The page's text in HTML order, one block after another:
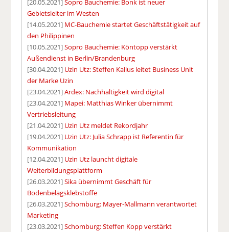
[20.05.2021]Sopro Bauchemie: Bonk ist neuer
Gebietsleiter im Westen
[14.05.2021] MC-Bauchemie startet Geschäftstätigkeit auf
den Philippinen
[10.05.2021]Sopro Bauchemie: Köntopp verstärkt
Außendienst in Berlin/Brandenburg
[30.04.2021] Uzin Utz: Steffen Kallus leitet Business Unit
der Marke Uzin
[23.04.2021]Ardex: Nachhaltigkeit wird digital
[23.04.2021] Mapei: Matthias Winker übernimmt
Vertriebsleitung
[21.04.2021] Uzin Utz meldet Rekordjahr
[19.04.2021] Uzin Utz: Julia Schrapp ist Referentin für
Kommunikation
[12.04.2021] Uzin Utz launcht digitale
Weiterbildungsplattform
[26.03.2021]Sika übernimmt Geschäft für
Bodenbelagsklebstoffe
[26.03.2021]Schomburg: Mayer-Mallmann verantwortet
Marketing
[23.03.2021]Schomburg: Steffen Kopp verstärkt